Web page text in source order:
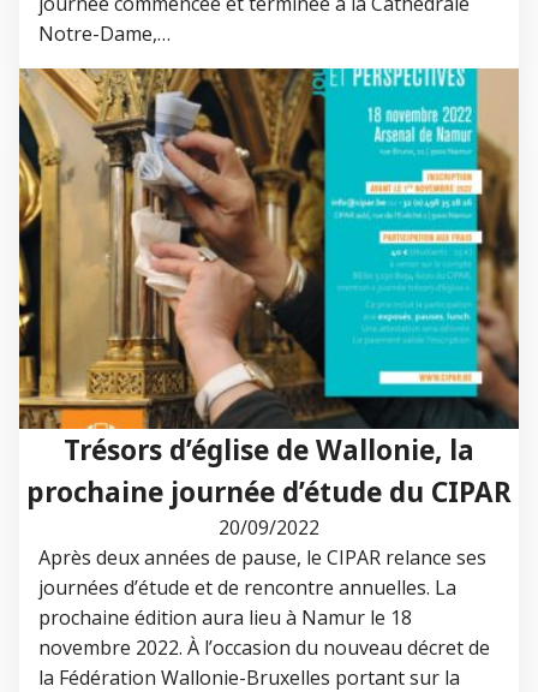
Notre-Dame,…
Trésors d’église de Wallonie, la
prochaine journée d’étude du CIPAR
20/09/2022
Après deux années de pause, le CIPAR relance ses
journées d’étude et de rencontre annuelles. La
prochaine édition aura lieu à Namur le 18
novembre 2022. À l’occasion du nouveau décret de
la Fédération Wallonie-Bruxelles portant sur la